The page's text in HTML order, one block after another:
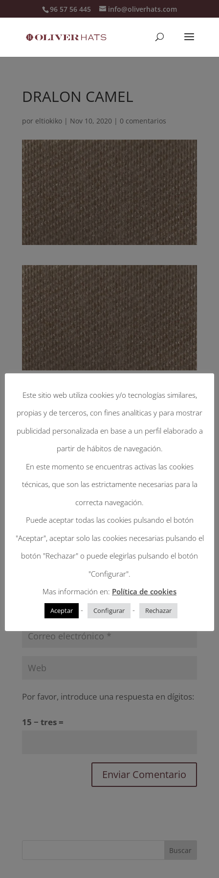
96 57 56 445 info@oliverhats.com
DRALON CAMEL
por eltiokiko| Nov 10, 2020 | 0 comentarios
Tu dirección de correo electrónico no será
publicada.
Los campos obligatorios están
marcados con
*
Por favor, introduce una respuesta en dígitos:
15 − tres =
Este sitio web utiliza cookies y/o tecnologías similares,
propias y de terceros, con fines analíticas y para mostrar
publicidad personalizada en base a un perfil elaborado a
partir de hábitos de navegación.
En este momento se encuentras activas las cookies
técnicas, que son las estrictamente necesarias para la
correcta navegación.
Puede aceptar todas las cookies pulsando el botón
"Aceptar", aceptar solo las cookies necesarias pulsando el
botón "Rechazar" o puede elegirlas pulsando el botón
"Configurar".
Mas información en: Política de cookies
Aceptar - Configurar - Rechazar